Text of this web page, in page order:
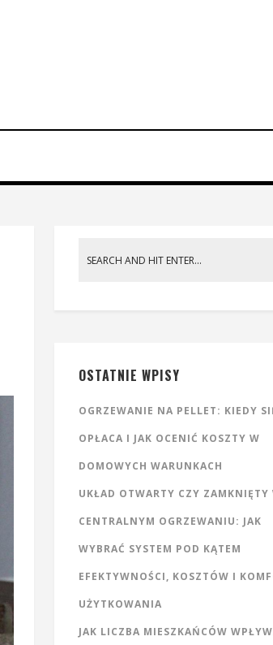
OSTATNIE WPISY
OGRZEWANIE NA PELLET: KIEDY
OPŁACA I JAK OCENIĆ KOSZTY W
DOMOWYCH WARUNKACH
UKŁAD OTWARTY CZY ZAMKNIĘTY
CENTRALNYM OGRZEWANIU: JAK
WYBRAĆ SYSTEM POD KĄTEM
EFEKTYWNOŚCI, KOSZTÓW I
UŻYTKOWANIA
JAK LICZBA MIESZKAŃCÓW